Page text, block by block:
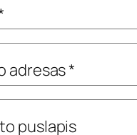
adresas*
puslapis